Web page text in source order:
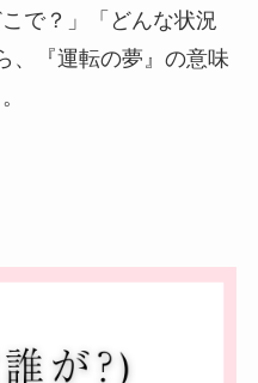
で？」「どんな状況
、『運転の夢』の意味